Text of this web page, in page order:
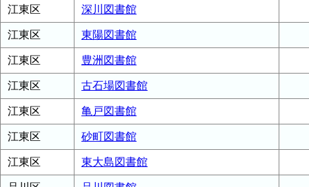
江東区 深川図書館
江東区 東陽図書館
江東区 豊洲図書館
江東区 古石場図書館
江東区 亀戸図書館
江東区 砂町図書館
江東区 東大島図書館